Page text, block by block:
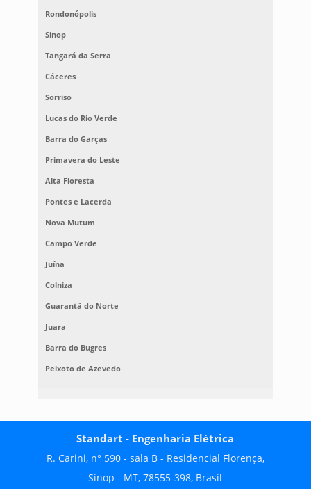
Rondonópolis
Sinop
Tangará da Serra
Cáceres
Sorriso
Lucas do Rio Verde
Barra do Garças
Primavera do Leste
Alta Floresta
Pontes e Lacerda
Nova Mutum
Campo Verde
Juína
Colniza
Guarantã do Norte
Juara
Barra do Bugres
Peixoto de Azevedo
Standart - Engenharia Elétrica
R. Carini, n° 590 - sala B - Residencial Florença,
Sinop - MT, 78555-398, Brasil